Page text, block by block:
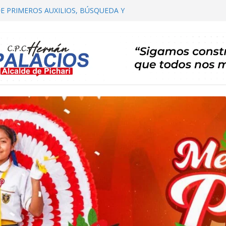
PRIMEROS AUXILIOS, BÚSQUEDA Y
PARTICIPA EN EL PRIMER
COMUNALES
DE PLAN DE DESARROLLO
2026 – 2035 ETAPA DE PROPUESTAS
TE INVITA A SU I FESTIVAL DEL CAFÉ